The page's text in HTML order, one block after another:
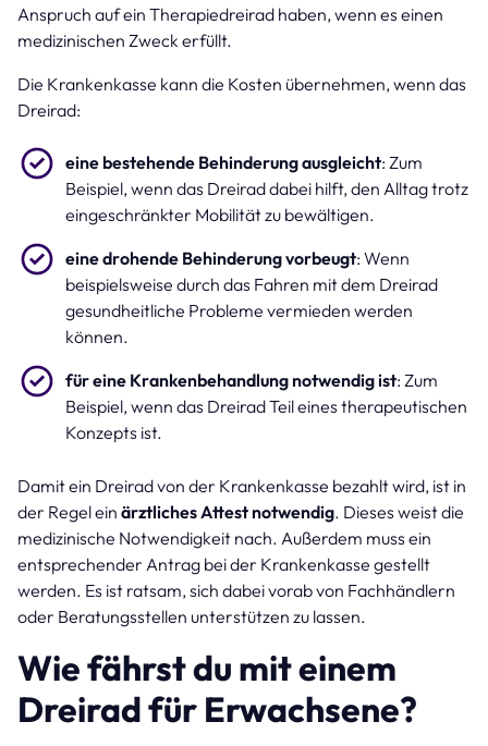
Anspruch auf ein Therapiedreirad haben, wenn es einen
medizinischen Zweck erfüllt.
Die Krankenkasse kann die Kosten übernehmen, wenn das
Dreirad:
eine bestehende Behinderung ausgleicht: Zum
Beispiel, wenn das Dreirad dabei hilft, den Alltag trotz
eingeschränkter Mobilität zu bewältigen.
eine drohende Behinderung vorbeugt: Wenn
beispielsweise durch das Fahren mit dem Dreirad
gesundheitliche Probleme vermieden werden
können.
für eine Krankenbehandlung notwendig ist: Zum
Beispiel, wenn das Dreirad Teil eines therapeutischen
Konzepts ist.
Damit ein Dreirad von der Krankenkasse bezahlt wird, ist in
der Regel ein ärztliches Attest notwendig. Dieses weist die
medizinische Notwendigkeit nach. Außerdem muss ein
entsprechender Antrag bei der Krankenkasse gestellt
werden. Es ist ratsam, sich dabei vorab von Fachhändlern
oder Beratungsstellen unterstützen zu lassen.
Wie fährst du mit einem
Dreirad für Erwachsene?